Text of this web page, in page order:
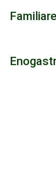
Familiare